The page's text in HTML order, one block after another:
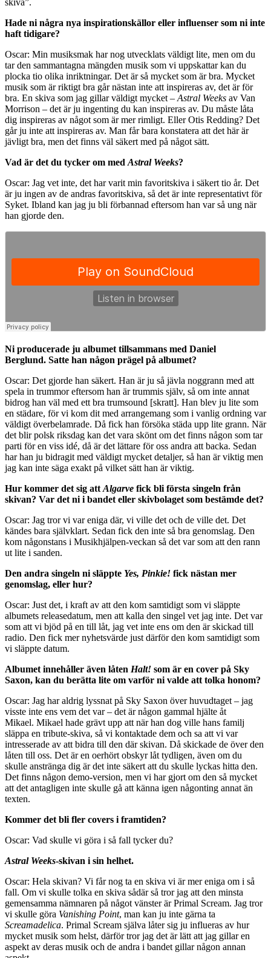
Hade ni några nya inspirationskällor eller influenser som ni inte
haft tidigare?
Oscar: Min musiksmak har nog utvecklats väldigt lite, men om du
tar den sammantagna mängden musik som vi uppskattar kan du
plocka tio olika inriktningar. Det är så mycket som är bra. Mycket
musik som är riktigt bra går nästan inte att inspireras av, det är för
bra. En skiva som jag gillar väldigt mycket – Astral Weeks av Van
Morrison – det är ju ingenting du kan inspireras av. Du måste låta
dig inspireras av något som är mer rimligt. Eller Otis Redding? Det
går ju inte att inspireras av. Man får bara konstatera att det här är
jävligt bra, men det finns väl säkert med på något sätt.
Vad är det du tycker om med Astral Weeks?
Oscar: Jag vet inte, det har varit min favoritskiva i säkert tio år. Det
är ju ingen av de andras favoritskiva, så det är inte representativt för
Syket. Ibland kan jag ju bli förbannad eftersom han var så ung när
han gjorde den.
Ni producerade ju albumet tillsammans med Daniel
Berglund. Satte han någon prägel på albumet?
Oscar: Det gjorde han säkert. Han är ju så jävla noggrann med att
spela in trummor eftersom han är trummis själv, så om inte annat
bidrog han väl med ett bra trumsound [skratt]. Han blev ju lite som
en städare, för vi kom dit med arrangemang som i vanlig ordning var
väldigt överbelamrade. Då fick han försöka städa upp lite grann. När
det blir polsk riksdag kan det vara skönt om det finns någon som tar
parti för en viss idé, då är det lättare för oss andra att backa. Sedan
har han ju bidragit med väldigt mycket detaljer, så han är viktig men
jag kan inte säga exakt på vilket sätt han är viktig.
Hur kommer det sig att Algarve fick bli första singeln från
skivan? Var det ni i bandet eller skivbolaget som bestämde det?
Oscar: Jag tror vi var eniga där, vi ville det och de ville det. Det
kändes bara självklart. Sedan fick den inte så bra genomslag. Den
kom någonstans i Musikhjälpen-veckan så det var som att den rann
ut lite i sanden.
Den andra singeln ni släppte Yes, Pinkie! fick nästan mer
genomslag, eller hur?
Oscar: Just det, i kraft av att den kom samtidigt som vi släppte
albumets releasedatum, men att kalla den singel vet jag inte. Det var
som att vi bjöd på en till låt, jag vet inte ens om den är skickad till
radio. Den fick mer nyhetsvärde just därför den kom samtidigt som
vi släppte datum.
Albumet innehåller även låten Halt! som är en cover på Sky
Saxon, kan du berätta lite om varför ni valde att tolka honom?
Oscar: Jag har aldrig lyssnat på Sky Saxon över huvudtaget – jag
visste inte ens vem det var – det är någon gammal hjälte åt
Mikael. Mikael hade grävt upp att när han dog ville hans familj
släppa en tribute-skiva, så vi kontaktade dem och sa att vi var
intresserade av att bidra till den där skivan. Då skickade de över den
låten till oss. Det är en oerhört obskyr låt tydligen, även om du
skulle anstränga dig är det inte säkert att du skulle lyckas hitta den.
Det finns någon demo-version, men vi har gjort om den så mycket
att det antagligen inte skulle gå att känna igen någonting annat än
texten.
Kommer det bli fler covers i framtiden?
Oscar: Vad skulle vi göra i så fall tycker du?
Astral Weeks-skivan i sin helhet.
Oscar: Hela skivan? Vi får nog ta en skiva vi är mer eniga om i så
fall. Om vi skulle tolka en skiva sådär så tror jag att den minsta
gemensamma nämnaren på något vänster är Primal Scream. Jag tror
vi skulle göra Vanishing Point, man kan ju inte gärna ta
Screamadelica. Primal Scream själva låter sig ju influeras av hur
mycket musik som helst, därför tror jag det är lätt att jag gillar en
aspekt av deras musik och de andra i bandet gillar någon annan